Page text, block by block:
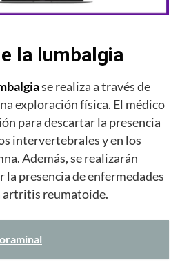
la lumbalgia
se realiza a través de
exploración física. El médico
para descartar la presencia
intervertebrales y en los
Además, se realizarán
la presencia de enfermedades
artritis reumatoide.